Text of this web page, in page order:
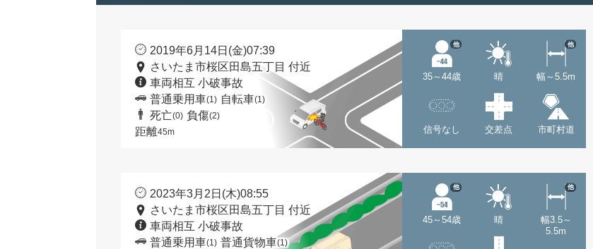
2019年6月14日(金)07:39
さいたま市桜区田島五丁目 付近
車両相互 小破事故
普通乗用車(1) 自転車(1)
死亡(0) 負傷(2)
距離45m
35～44歳
他
晴 幅～5.5m
他
信号なし 交差点 市町村道
2023年3月2日(木)08:55
さいたま市桜区田島五丁目 付近
車両相互 小破事故
普通乗用車(1) 普通貨物車(1)
45～54歳
他
晴
幅3.5～
5.5m
他